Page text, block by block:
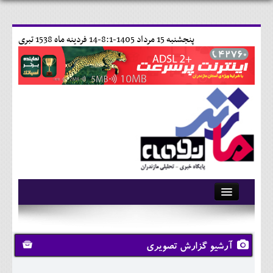
14 فردينه ماه 1538 تبری پنجشنبه 15 مرداد 1405-8:1-
آرشیو
تماس با ما
وبلاگ
آرشیو گزارش تصویری